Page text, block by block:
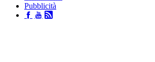
Pubblicità